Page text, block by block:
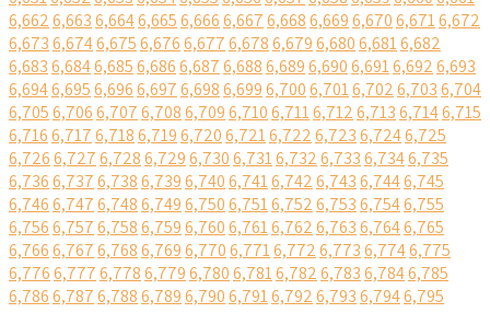
6,6626,6636,6646,6656,6666,6676,6686,6696,6706,6716,672
6,6736,6746,6756,6766,6776,6786,6796,6806,6816,682
6,6836,6846,6856,6866,6876,6886,6896,6906,6916,6926,693
6,6946,6956,6966,6976,6986,6996,7006,7016,7026,7036,704
6,7056,7066,7076,7086,7096,7106,7116,7126,7136,7146,715
6,7166,7176,7186,7196,7206,7216,7226,7236,7246,725
6,7266,7276,7286,7296,7306,7316,7326,7336,7346,735
6,7366,7376,7386,7396,7406,7416,7426,7436,7446,745
6,7466,7476,7486,7496,7506,7516,7526,7536,7546,755
6,7566,7576,7586,7596,7606,7616,7626,7636,7646,765
6,7666,7676,7686,7696,7706,7716,7726,7736,7746,775
6,7766,7776,7786,7796,7806,7816,7826,7836,7846,785
6,7866,7876,7886,7896,7906,7916,7926,7936,7946,795